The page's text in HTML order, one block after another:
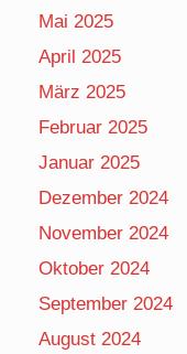
Mai 2025
April 2025
März 2025
Februar 2025
Januar 2025
Dezember 2024
November 2024
Oktober 2024
September 2024
August 2024